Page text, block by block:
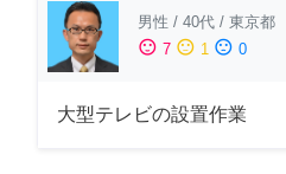
男性 / 40代 / 東京都
sentiment_satisfied 7 sentiment_neutral 1 sentiment_dissatisfied 0
大型テレビの設置作業